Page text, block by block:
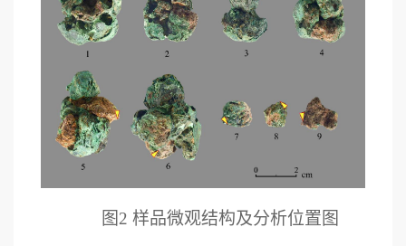
图2 样品微观结构及分析位置图